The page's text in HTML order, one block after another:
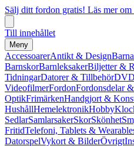
Sälj ditt fordon gratis! Läs mer
Till innehållet
Meny
AccessoarerAntikt & Design
BarnskorBarnleksakerBiljetter &
TidningarDatorer & Tillbehör
VideofilmerFordonFordonsdelar
OptikFrimärkenHandgjort &
HushållHemelektronikHobby
SedlarSamlarsakerSkorSkönhet
FritidTelefoni, Tablets &
DatorspelVykort & BilderÖvrigt